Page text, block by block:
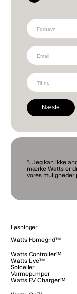
Næste
“...Jeg kan ikke
mærke Watts er
vores muligheder
Løsninger
Watts Homegrid™
Watts Controller™
Watts Live™
Solceller
Varmepumper
Watts EV Charger™